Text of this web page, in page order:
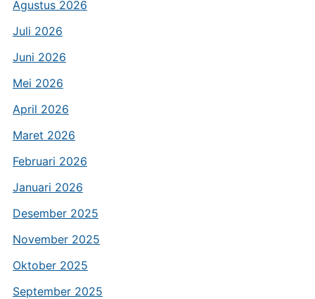
Agustus 2026
Juli 2026
Juni 2026
Mei 2026
April 2026
Maret 2026
Februari 2026
Januari 2026
Desember 2025
November 2025
Oktober 2025
September 2025